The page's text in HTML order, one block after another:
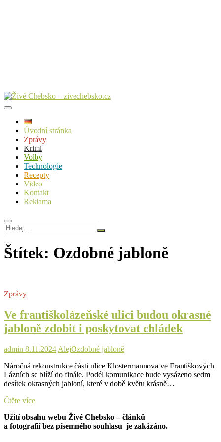
Úvodní stránka
Zprávy
Krimi
Volby
Technologie
Recepty
Video
Kontakt
Reklama
Hledej
…
Štítek: Ozdobné jabloně
Zprávy
Ve františkolázeňské ulici budou okrasné
jabloně zdobit i poskytovat chládek
admin 8.11.2024 AlejOzdobné jabloně
Náročná rekonstrukce části ulice Klostermannova ve Františkových
Lázních se blíží do finále. Podél komunikace bude vysázeno sedm
desítek okrasných jabloní, které v době květu krásně…
Čtěte víceVe
ulici
budou
Užití obsahu webu Živé Chebsko – článků
a fotografií bez písemného souhlasu je zakázáno.